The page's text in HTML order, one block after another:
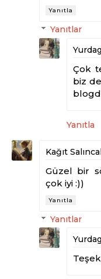
Yanıtla
Yanıtlar
Çok
biz
Yanıtla
Kağıt
Güzel bir
çok iyi :))
Yanıtla
Yanıtlar